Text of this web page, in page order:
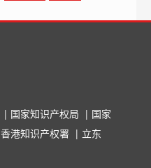
国家知识产权局
国家
香港知识产权署
立东